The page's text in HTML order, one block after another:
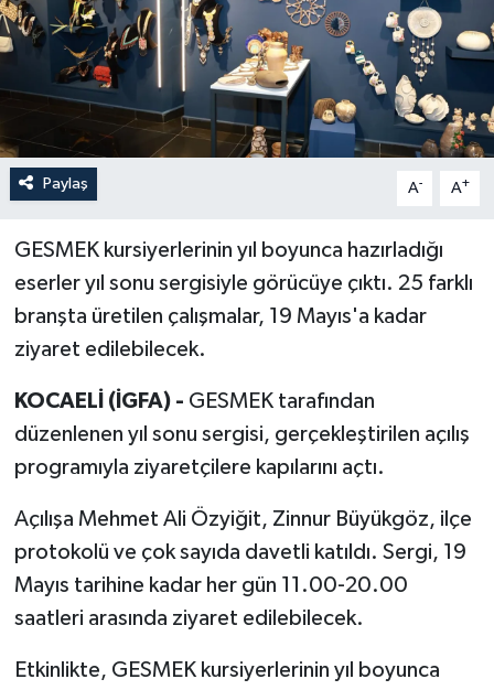
Paylaş A- A+
GESMEK kursiyerlerinin yıl boyunca hazırladığı
eserler yıl sonu sergisiyle görücüye çıktı. 25 farklı
branşta üretilen çalışmalar, 19 Mayıs'a kadar
ziyaret edilebilecek.
KOCAELİ (İGFA) - GESMEK tarafından
düzenlenen yıl sonu sergisi, gerçekleştirilen açılış
programıyla ziyaretçilere kapılarını açtı.
Açılışa Mehmet Ali Özyiğit, Zinnur Büyükgöz, ilçe
protokolü ve çok sayıda davetli katıldı. Sergi, 19
Mayıs tarihine kadar her gün 11.00-20.00
saatleri arasında ziyaret edilebilecek.
Etkinlikte, GESMEK kursiyerlerinin yıl boyunca